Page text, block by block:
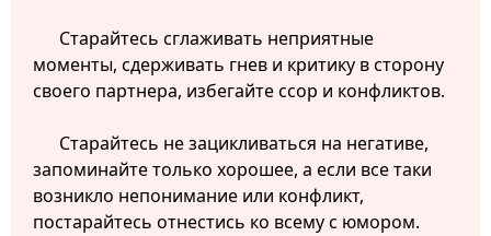
Старайтесь сглаживать неприятные
моменты, сдерживать гнев и критику в сторону
своего партнера, избегайте ссор и конфликтов.
Старайтесь не зацикливаться на негативе,
запоминайте только хорошее, а если все таки
возникло непонимание или конфликт,
постарайтесь отнестись ко всему с юмором.